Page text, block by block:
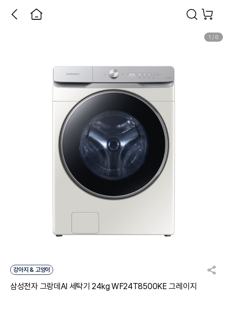
1 / 6
강아지 & 고양이
삼성전자 그랑데AI 세탁기 24kg WF24T8500KE 그레이지